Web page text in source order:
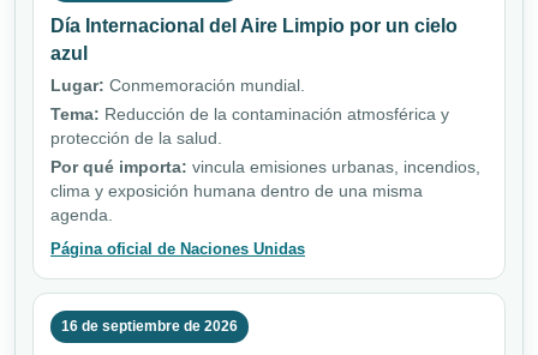
Día Internacional del Aire Limpio por un cielo
azul
Lugar: Conmemoración mundial.
Tema: Reducción de la contaminación atmosférica y
protección de la salud.
Por qué importa: vincula emisiones urbanas, incendios,
clima y exposición humana dentro de una misma
agenda.
Página oficial de Naciones Unidas
16 de septiembre de 2026